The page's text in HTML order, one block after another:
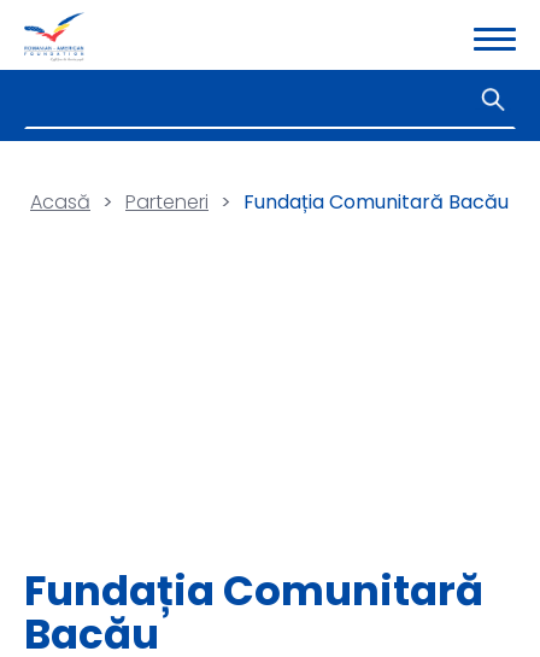
Acasă > Parteneri > Fundația Comunitară Bacău
Fundația Comunitară
Bacău